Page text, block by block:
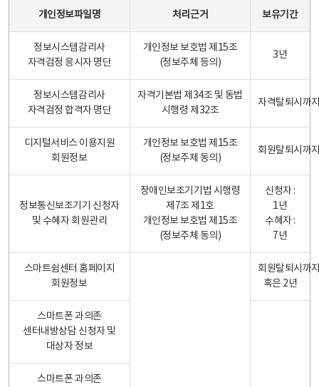
개인정보파일명 처리근거 보유기간
정보시스템감리사
자격검정 응시자 명단
개인정보 보호법 제15조
(정보주체 등의)
3년
정보시스템감리사
자격검정 합격자 명단
자격기본법 제34조 및 동법
시행령 제32조
자격탈퇴시까
디지털서비스 이용지원
회원정보
개인정보 보호법 제15조
(정보주체 동의)
회원탈퇴시까
정보통신보조기기 신청자
및 수혜자 회원관리
장애인보조기기법 시행령
제7조 제1호
개인정보 보호법 제15조
(정보주체 동의)
신청자 :
1년
수혜자 :
7년
스마트쉼센터 홈페이지
회원정보
회원탈퇴시까
혹은 2년
스마트폰 과의존
센터내방상담 신청자 및
대상자 정보
스마트폰 과의존